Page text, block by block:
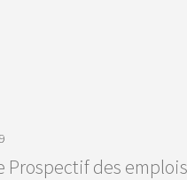
Prospectif des